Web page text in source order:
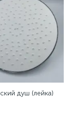
душ (лейка)